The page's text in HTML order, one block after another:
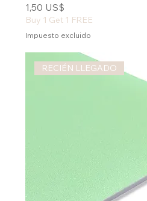
Precio
1,50 US$
Buy 1 Get 1 FREE
Impuesto excluido
RECIÉN LLEGADO